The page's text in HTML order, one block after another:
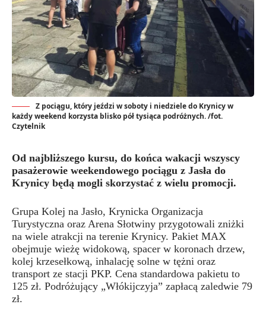
Z pociągu, który jeździ w soboty i niedziele do Krynicy w
każdy weekend korzysta blisko pół tysiąca podróżnych. /fot.
Czytelnik
Od najbliższego kursu, do końca wakacji wszyscy
pasażerowie weekendowego pociągu z Jasła do
Krynicy będą mogli skorzystać z wielu promocji.
Grupa Kolej na Jasło, Krynicka Organizacja
Turystyczna oraz Arena Słotwiny przygotowali zniżki
na wiele atrakcji na terenie Krynicy. Pakiet MAX
obejmuje wieżę widokową, spacer w koronach drzew,
kolej krzesełkową, inhalację solne w tężni oraz
transport ze stacji PKP. Cena standardowa pakietu to
125 zł. Podróżujący „Włókijczyja” zapłacą zaledwie 79
zł.